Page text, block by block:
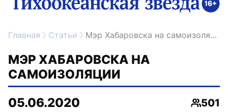
ссылка на главную
Главная Статьи Мэр Хабаровска на самоизоляции
МЭР ХАБАРОВСКА НА
САМОИЗОЛЯЦИИ
05.06.2020
501